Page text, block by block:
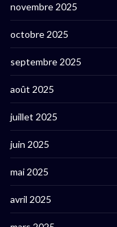
novembre 2025
octobre 2025
septembre 2025
août 2025
juillet 2025
juin 2025
mai 2025
avril 2025